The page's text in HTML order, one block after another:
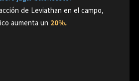
de Leviathan en el campo,
aumenta un 20%.